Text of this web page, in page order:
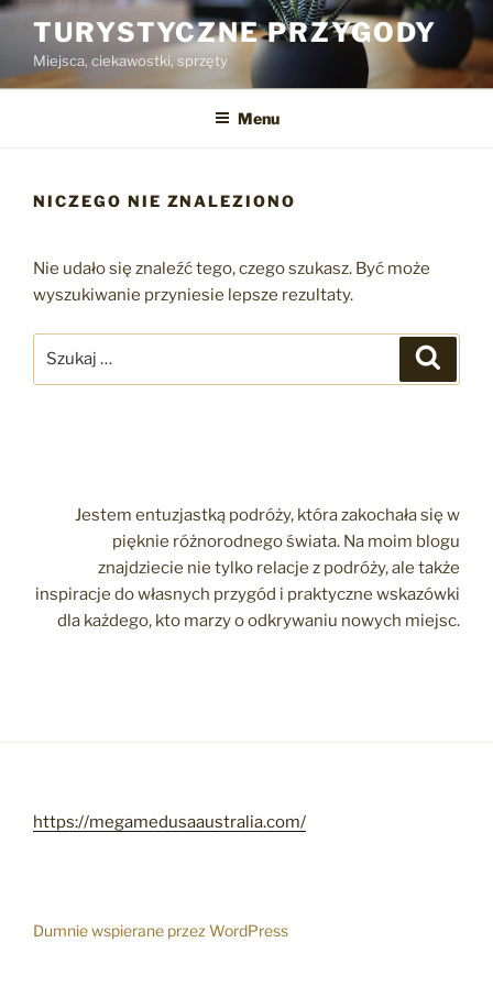
Przejdź
treści
TURYSTYCZNE PRZYGODY
Miejsca, ciekawostki, sprzęty
Menu
NICZEGO NIE ZNALEZIONO
Nie udało się znaleźć tego, czego szukasz. Być może
wyszukiwanie przyniesie lepsze rezultaty.
Jestem entuzjastką podróży, która zakochała się w
pięknie różnorodnego świata. Na moim blogu
znajdziecie nie tylko relacje z podróży, ale także
inspiracje do własnych przygód i praktyczne wskazówki
dla każdego, kto marzy o odkrywaniu nowych miejsc.
https://megamedusaaustralia.com/
Dumnie wspierane przez WordPress